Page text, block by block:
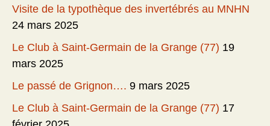
Visite de la typothèque des invertébrés au MNHN
24 mars 2025
Le Club à Saint-Germain de la Grange (77) 19
mars 2025
Le passé de Grignon…. 9 mars 2025
Le Club à Saint-Germain de la Grange (77) 17